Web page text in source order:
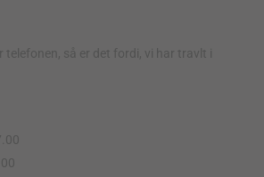
telefonen, så er det fordi, vi har travlt i